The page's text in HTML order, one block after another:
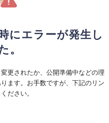
にエラーが発生し
。
更されたか、公開準備中などの理
ます。お手数ですが、下記のリン
ださい。